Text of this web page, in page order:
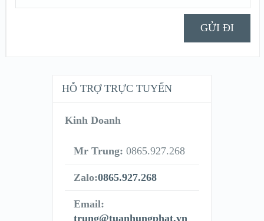
HỖ TRỢ TRỰC TUYẾN
Kinh Doanh
Mr Trung: 0865.927.268
Zalo:0865.927.268
Email:
trung@tuanhungphat.vn